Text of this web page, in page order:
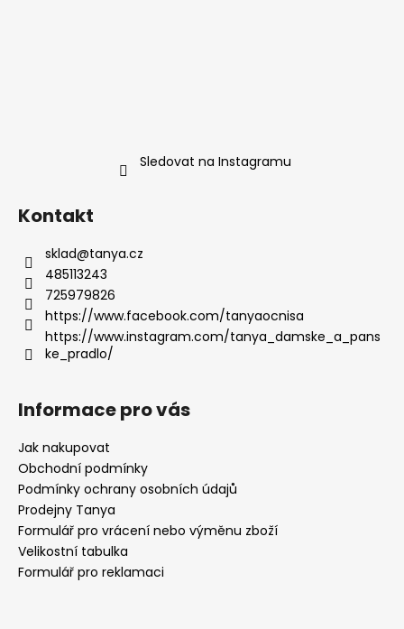
Sledovat na Instagramu
Kontakt
sklad@tanya.cz
485113243
725979826
https://www.facebook.com/tanyaocnisa
https://www.instagram.com/tanya_damske_a_pans
ke_pradlo/
Informace pro vás
Jak nakupovat
Obchodní podmínky
Podmínky ochrany osobních údajů
Prodejny Tanya
Formulář pro vrácení nebo výměnu zboží
Velikostní tabulka
Formulář pro reklamaci